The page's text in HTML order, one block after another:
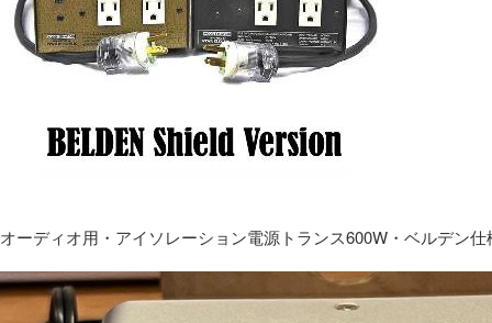
オーディオ用・アイソレーション電源トランス600W・ベルデン仕